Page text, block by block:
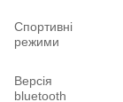
Спортивні
режими
Версія
bluetooth